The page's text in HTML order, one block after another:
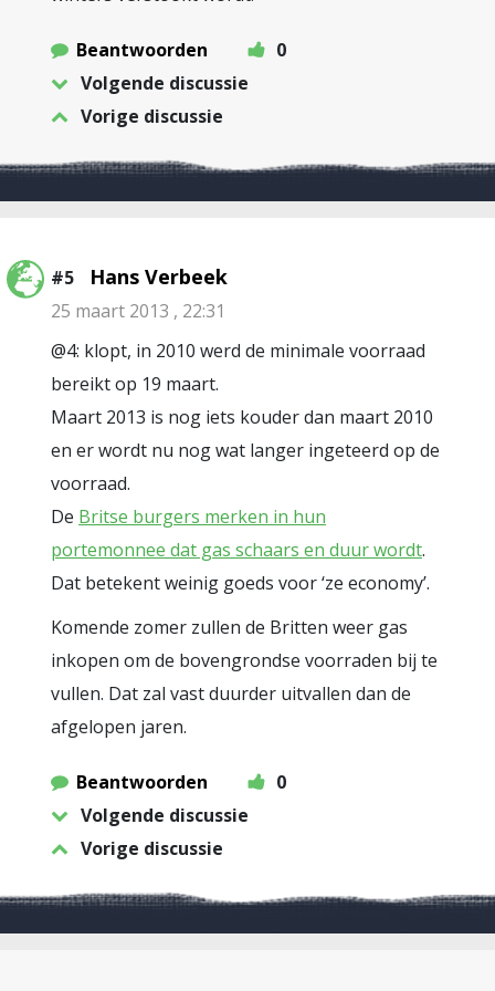
Beantwoorden
0
Volgende discussie
Vorige discussie
#5 Hans Verbeek
25 maart 2013 , 22:31
@4: klopt, in 2010 werd de minimale voorraad
bereikt op 19 maart.
Maart 2013 is nog iets kouder dan maart 2010
en er wordt nu nog wat langer ingeteerd op de
voorraad.
De Britse burgers merken in hun
portemonnee dat gas schaars en duur wordt.
Dat betekent weinig goeds voor ‘ze economy’.
Komende zomer zullen de Britten weer gas
inkopen om de bovengrondse voorraden bij te
vullen. Dat zal vast duurder uitvallen dan de
afgelopen jaren.
Beantwoorden
0
Volgende discussie
Vorige discussie